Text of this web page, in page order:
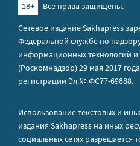
18+
Все права защищены.
Сетевое издание Sakhapress
Федеральной службе по
информационных технологий
(Роскомнадзор) 29 мая 2017
регистрации Эл № ФС77-69888.
Использование текстовых и
издания Sakhapress на иных
социальных сетях разрешается